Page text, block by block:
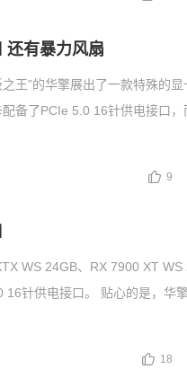
还有暴力风扇
王”的华擎展出了一款特殊的
备了PCIe 5.0 16针供电接口
9
WS 24GB、RX 7900 XT WS
针供电接口。 贴心的是，华
18